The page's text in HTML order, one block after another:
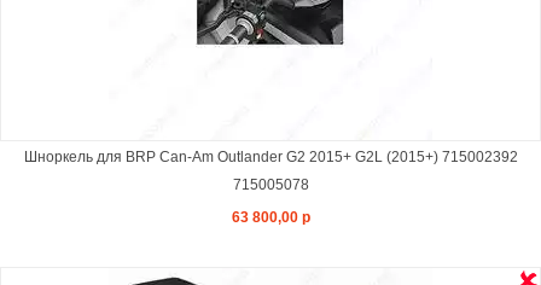
Шноркель для BRP Can-Am Outlander G2 2015+ G2L (2015+) 715002392
715005078
63 800,00 р